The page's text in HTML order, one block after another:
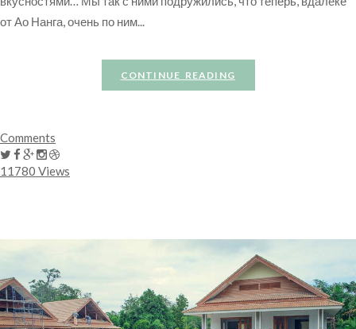
от Ао Нанга, очень по ним...
CONTINUE READING
Comments
11780 Views